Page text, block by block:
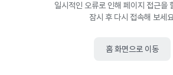
일시적인 오류로 인해 페이지 접근을
잠시 후 다시 접속해 보세
홈 화면으로 이동